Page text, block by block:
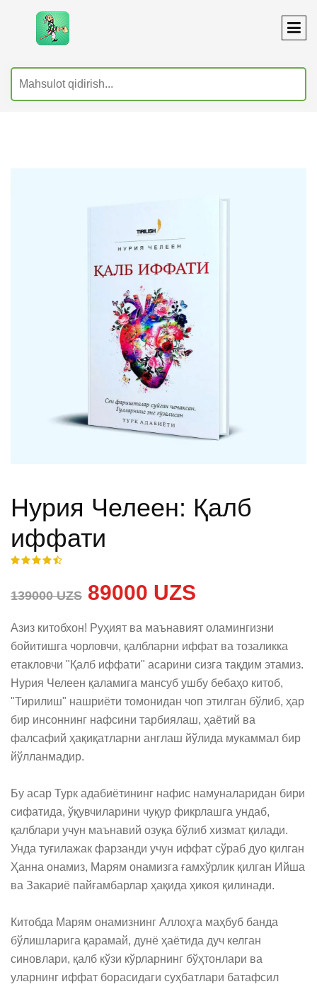
Нурия Челеен: Қалб
иффати
139000 UZS 89000 UZS
Азиз китобхон! Руҳият ва маънавият оламингизни
бойитишга чорловчи, қалбларни иффат ва тозаликка
етакловчи "Қалб иффати" асарини сизга тақдим этамиз.
Нурия Челеен қаламига мансуб ушбу бебаҳо китоб,
"Тирилиш" нашриёти томонидан чоп этилган бўлиб, ҳар
бир инсоннинг нафсини тарбиялаш, ҳаётий ва
фалсафий ҳақиқатларни англаш йўлида мукаммал бир
йўлланмадир.
Бу асар Турк адабиётининг нафис намуналаридан бири
сифатида, ўқувчиларини чуқур фикрлашга ундаб,
қалблари учун маънавий озуқа бўлиб хизмат қилади.
Унда туғилажак фарзанди учун иффат сўраб дуо қилган
Ҳанна онамиз, Марям онамизга ғамхўрлик қилган Ийша
ва Закариё пайғамбарлар ҳақида ҳикоя қилинади.
Китобда Марям онамизнинг Аллоҳга маҳбуб банда
бўлишларига қарамай, дунё ҳаётида дуч келган
синовлари, қалб кўзи кўрларнинг бўҳтонлари ва
уларнинг иффат борасидаги суҳбатлари батафсил